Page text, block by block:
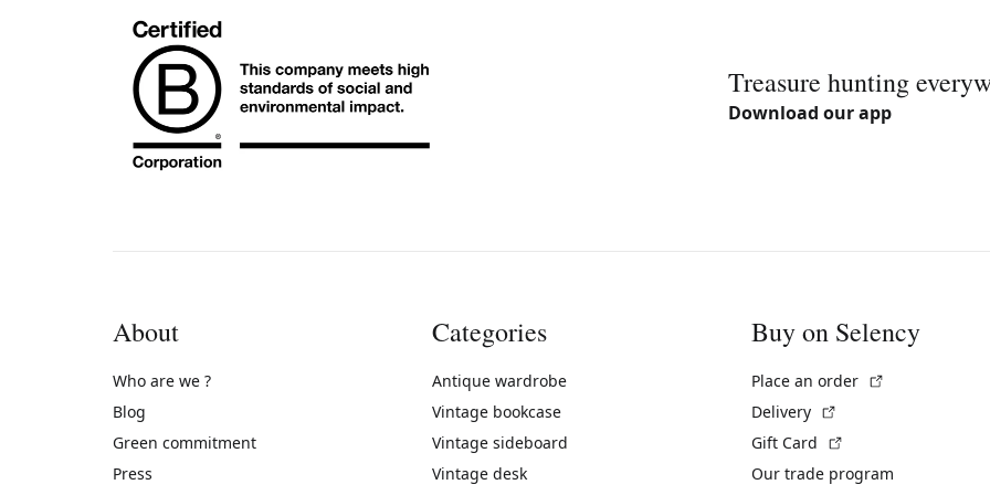
Treasure hunting
Download our app
About
Who are we ?
Blog
Green commitment
Press
Categories
Antique wardrobe
Vintage bookcase
Vintage sideboard
Vintage desk
Buy on Selency
Place an order
Delivery
Gift Card
Our trade program